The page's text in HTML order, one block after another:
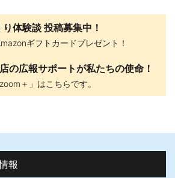
体験談 投稿募集中！
ギフトカードプレゼント！
の広報サポートが私たちの使命！
＋」はこちらです。
報